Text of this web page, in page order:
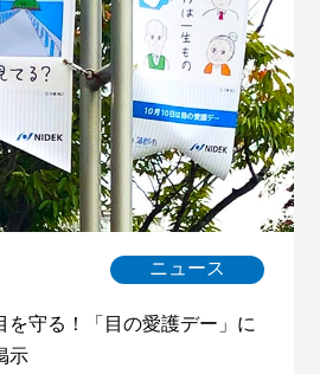
ニュース
を守る！「目の愛護デー」に
示